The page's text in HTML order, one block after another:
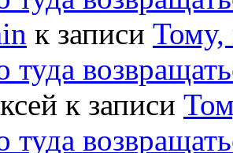
к записи Тому,
туда
к записи
туда